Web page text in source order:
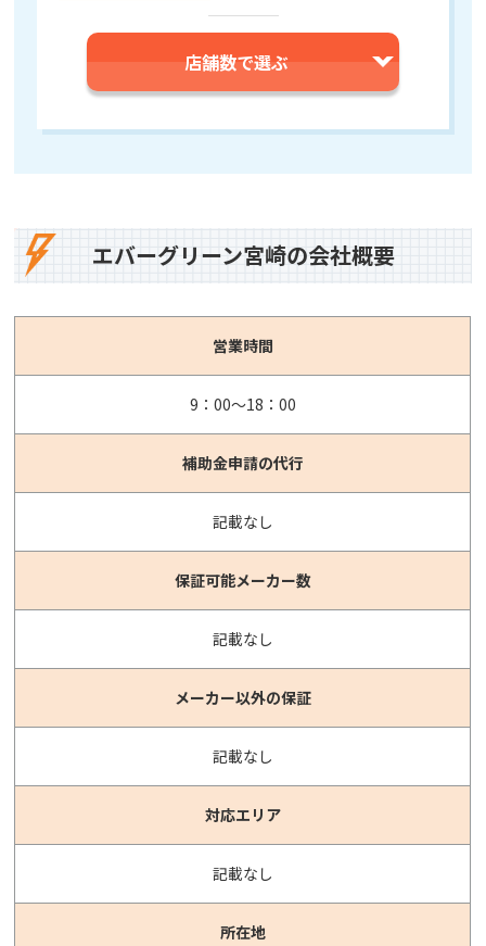
店舗数で選ぶ
エバーグリーン宮崎の会社概要
営業時間
9：00～18：00
補助金申請の代行
記載なし
保証可能メーカー数
記載なし
メーカー以外の保証
記載なし
対応エリア
記載なし
所在地